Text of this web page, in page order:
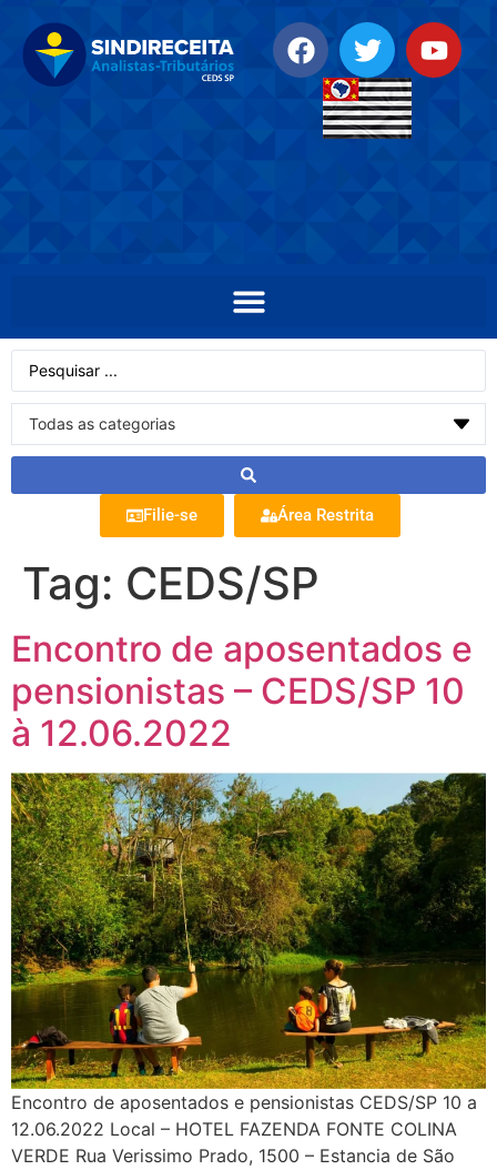
Filie-se Área Restrita
Tag: CEDS/SP
Encontro de aposentados e
pensionistas – CEDS/SP 10
à 12.06.2022
Encontro de aposentados e pensionistas CEDS/SP 10 a
12.06.2022 Local – HOTEL FAZENDA FONTE COLINA
VERDE Rua Verissimo Prado, 1500 – Estancia de São